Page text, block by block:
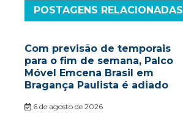
POSTAGENS RELACIONADAS
Com previsão de temporais
para o fim de semana, Palco
Móvel Emcena Brasil em
Bragança Paulista é adiado
6 de agosto de 2026